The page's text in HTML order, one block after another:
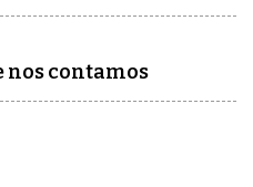
nos contamos